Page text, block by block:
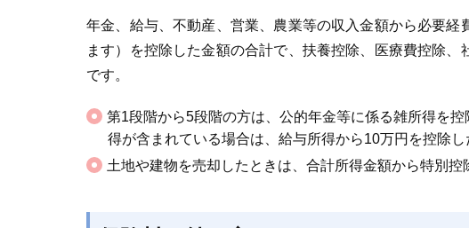
年金、給与、不動産、営業、農業等の収入金額から必要
ます）を控除した金額の合計で、扶養控除、医療費控除
です。
第1段階から5段階の方は、公的年金等に係る雑所得を
得が含まれている場合は、給与所得から10万円を控除し
土地や建物を売却したときは、合計所得金額から特別控